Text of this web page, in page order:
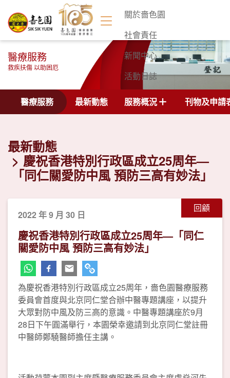
關於嗇色園
社會責任
新聞中心
活動日誌
聯絡我們
醫療服務
救疾扶傷 以助困厄
醫療服務 最新動態 服務概況 刊物及申請
最新動態
慶祝香港特別行政區成立25周年—
「同仁關愛防中風 預防三高有妙法」
回顧
2022 年 9 月 30 日
慶祝香港特別行政區成立25周年—「同仁
關愛防中風 預防三高有妙法」
為慶祝香港特別行政區成立25周年，嗇色園醫療服務
委員會首度與北京同仁堂合辦中醫專題講座，以提升
大眾對防中風及防三高的意識。中醫專題講座於9月
28日下午圓滿舉行，本園榮幸邀請到北京同仁堂註冊
中醫師鄭驍醫師擔任主講。